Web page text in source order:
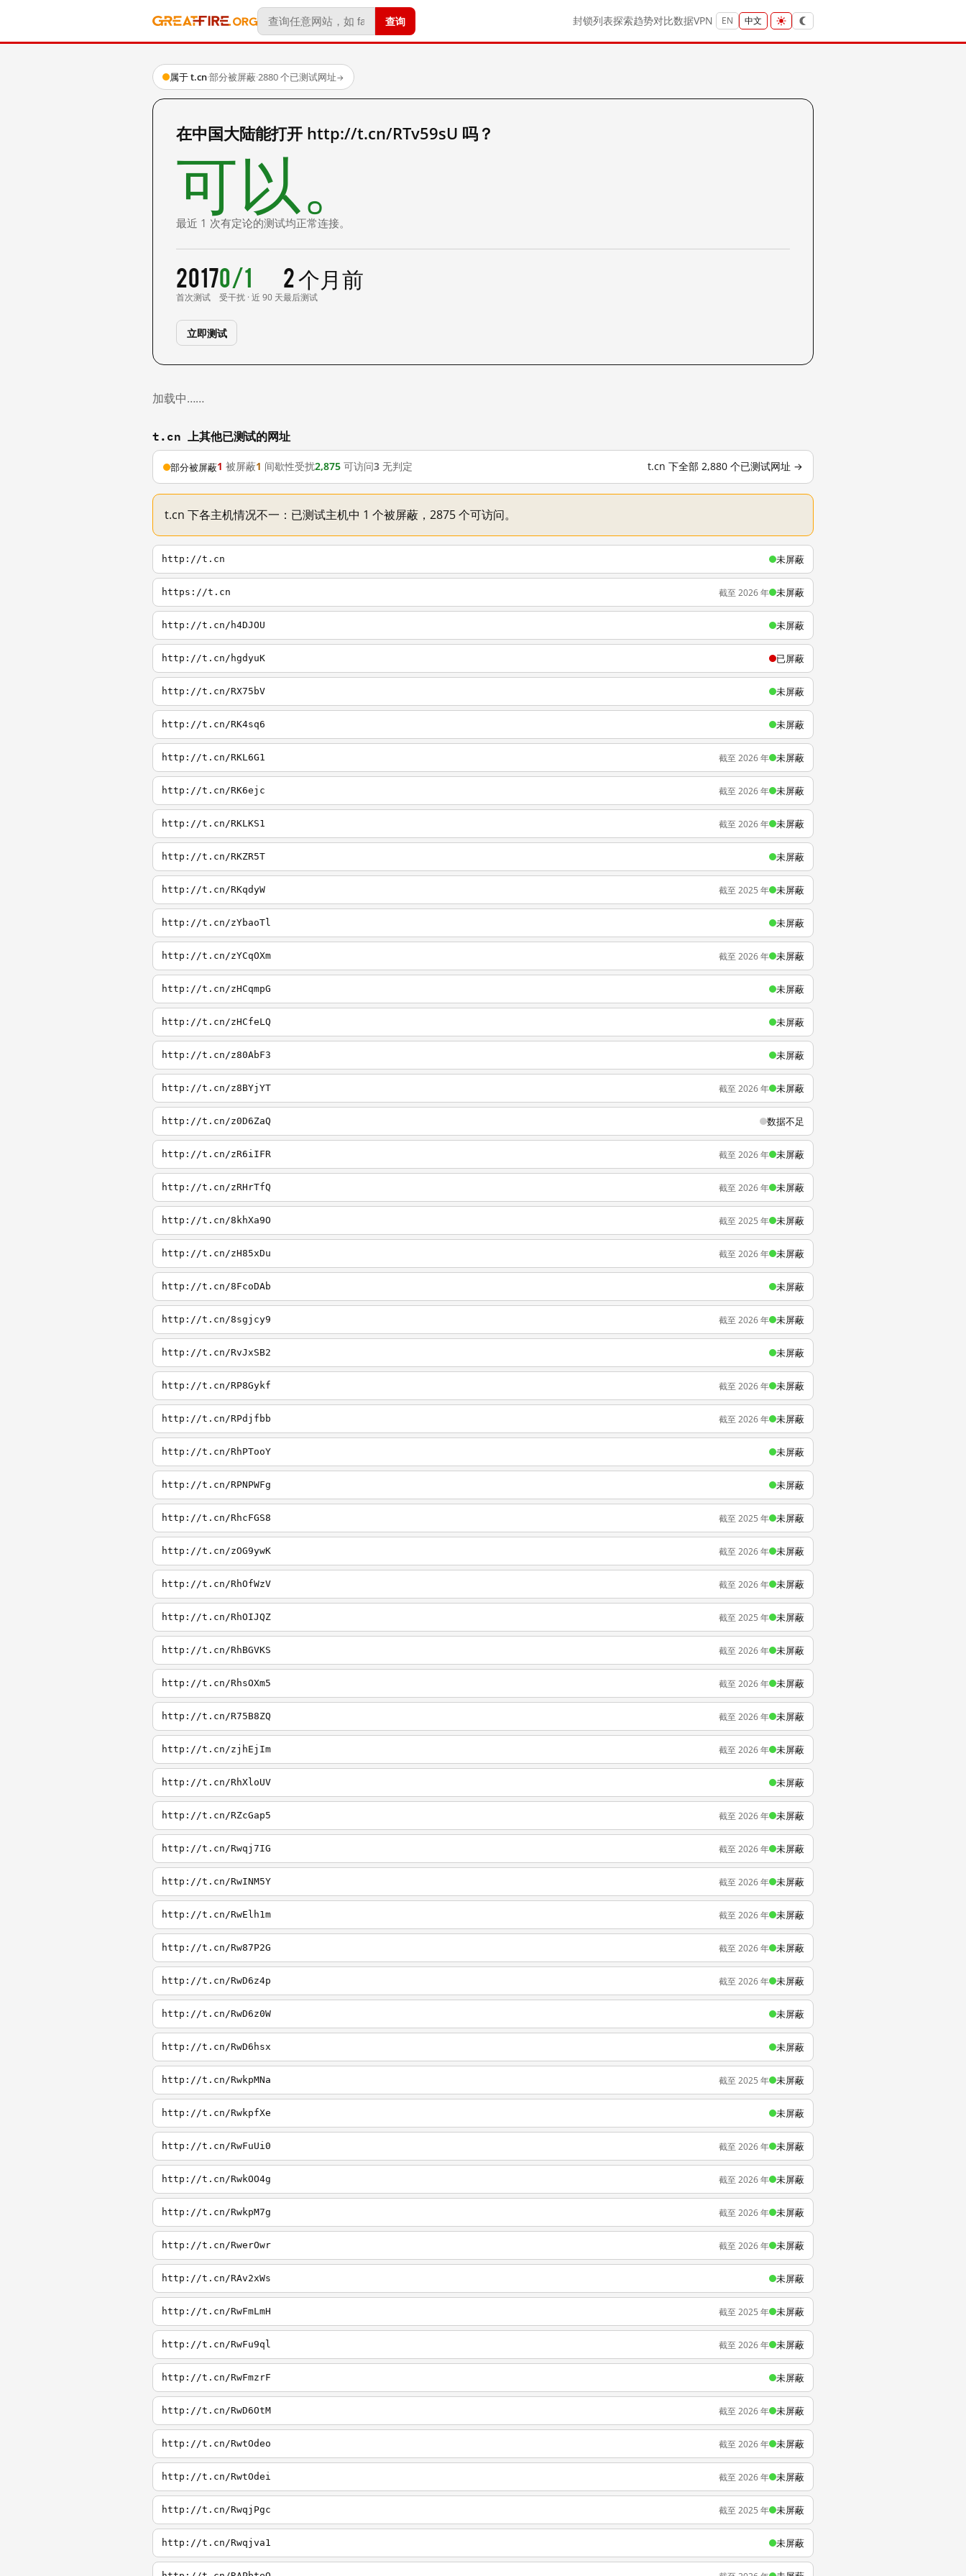
查询 封锁列表探索趋势对比数据VPN EN 中文
属于 t.cn·部分被屏蔽·2880 个已测试网址→
在中国大陆能打开 http://t.cn/RTv59sU 吗？
可以。
最近 1 次有定论的测试均正常连接。
2017
首次测试
0/1
受干扰 · 近 90 天
2 个月前
最后测试
立即测试
加载中……
t.cn 上其他已测试的网址
部分被屏蔽1 被屏蔽1 间歇性受扰2,875 可访问3 无判定 t.cn 下全部 2,880 个已测试网址 →
t.cn 下各主机情况不一：已测试主机中 1 个被屏蔽，2875 个可访问。
http://t.cn 未屏蔽
https://t.cn 截至 2026 年 未屏蔽
http://t.cn/h4DJOU 未屏蔽
http://t.cn/hgdyuK 已屏蔽
http://t.cn/RX75bV 未屏蔽
http://t.cn/RK4sq6 未屏蔽
http://t.cn/RKL6G1 截至 2026 年 未屏蔽
http://t.cn/RK6ejc 截至 2026 年 未屏蔽
http://t.cn/RKLKS1 截至 2026 年 未屏蔽
http://t.cn/RKZR5T 未屏蔽
http://t.cn/RKqdyW 截至 2025 年 未屏蔽
http://t.cn/zYbaoTl 未屏蔽
http://t.cn/zYCqOXm 截至 2026 年 未屏蔽
http://t.cn/zHCqmpG 未屏蔽
http://t.cn/zHCfeLQ 未屏蔽
http://t.cn/z80AbF3 未屏蔽
http://t.cn/z8BYjYT 截至 2026 年 未屏蔽
http://t.cn/z0D6ZaQ 数据不足
http://t.cn/zR6iIFR 截至 2026 年 未屏蔽
http://t.cn/zRHrTfQ 截至 2026 年 未屏蔽
http://t.cn/8khXa9O 截至 2025 年 未屏蔽
http://t.cn/zH85xDu 截至 2026 年 未屏蔽
http://t.cn/8FcoDAb 未屏蔽
http://t.cn/8sgjcy9 截至 2026 年 未屏蔽
http://t.cn/RvJxSB2 未屏蔽
http://t.cn/RP8Gykf 截至 2026 年 未屏蔽
http://t.cn/RPdjfbb 截至 2026 年 未屏蔽
http://t.cn/RhPTooY 未屏蔽
http://t.cn/RPNPWFg 未屏蔽
http://t.cn/RhcFGS8 截至 2025 年 未屏蔽
http://t.cn/zOG9ywK 截至 2026 年 未屏蔽
http://t.cn/RhOfWzV 截至 2026 年 未屏蔽
http://t.cn/RhOIJQZ 截至 2025 年 未屏蔽
http://t.cn/RhBGVKS 截至 2026 年 未屏蔽
http://t.cn/RhsOXm5 截至 2026 年 未屏蔽
http://t.cn/R75B8ZQ 截至 2026 年 未屏蔽
http://t.cn/zjhEjIm 截至 2026 年 未屏蔽
http://t.cn/RhXloUV 未屏蔽
http://t.cn/RZcGap5 截至 2026 年 未屏蔽
http://t.cn/Rwqj7IG 截至 2026 年 未屏蔽
http://t.cn/RwINM5Y 截至 2026 年 未屏蔽
http://t.cn/RwElh1m 截至 2026 年 未屏蔽
http://t.cn/Rw87P2G 截至 2026 年 未屏蔽
http://t.cn/RwD6z4p 截至 2026 年 未屏蔽
http://t.cn/RwD6z0W 未屏蔽
http://t.cn/RwD6hsx 未屏蔽
http://t.cn/RwkpMNa 截至 2025 年 未屏蔽
http://t.cn/RwkpfXe 未屏蔽
http://t.cn/RwFuUi0 截至 2026 年 未屏蔽
http://t.cn/RwkOO4g 截至 2026 年 未屏蔽
http://t.cn/RwkpM7g 截至 2026 年 未屏蔽
http://t.cn/RwerOwr 截至 2026 年 未屏蔽
http://t.cn/RAv2xWs 未屏蔽
http://t.cn/RwFmLmH 截至 2025 年 未屏蔽
http://t.cn/RwFu9ql 截至 2026 年 未屏蔽
http://t.cn/RwFmzrF 未屏蔽
http://t.cn/RwD6OtM 截至 2026 年 未屏蔽
http://t.cn/RwtOdeo 截至 2026 年 未屏蔽
http://t.cn/RwtOdei 截至 2026 年 未屏蔽
http://t.cn/RwqjPgc 截至 2025 年 未屏蔽
http://t.cn/Rwqjva1 未屏蔽